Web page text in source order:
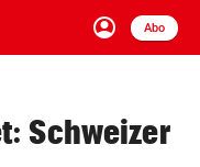
account_circle
Anmelden
Abo
close Schließen
Schweizer